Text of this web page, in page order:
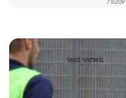
1602 VIEWS